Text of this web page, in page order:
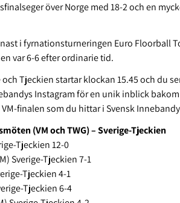
över Norge med 18-2 och en
i fyrnationsturneringen Euro Floorball
var 6-6 efter ordinarie tid.
Tjeckien startar klockan 15.45 och du
Instagram för en unik inblick
finalen som du hittar i Svensk
(VM och TWG) – Sverige-Tjeckien
Tjeckien 12-0
Sverige-Tjeckien 7-1
Tjeckien 4-1
Tjeckien 6-4